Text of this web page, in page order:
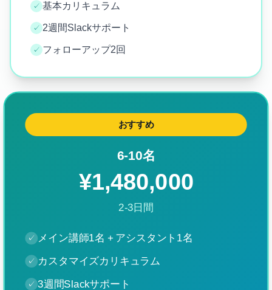
✓ 基本カリキュラム
✓ 2週間Slackサポート
✓ フォローアップ2回
おすすめ
6-10名
¥1,480,000
2-3日間
✓ メイン講師1名 + アシスタント1名
✓ カスタマイズカリキュラム
✓ 3週間Slackサポート